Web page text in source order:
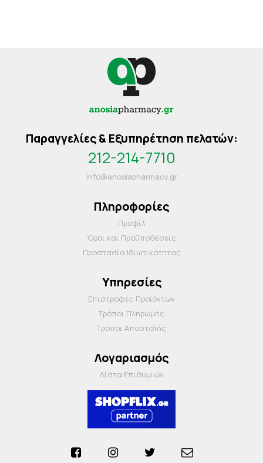
Παραγγελίες & Εξυπηρέτηση πελατών:
212-214-7710
info@anosiapharmacy.gr
Πληροφορίες
Προφίλ
Όροι και Προΰποθέσεις
Προστασία Ιδιωτικότητας
Υπηρεσίες
Επιστροφές Προϊόντων
Τρόποι Πληρωμής
Τρόποι Αποστολής
Λογαριασμός
Λίστα Επιθυμιών